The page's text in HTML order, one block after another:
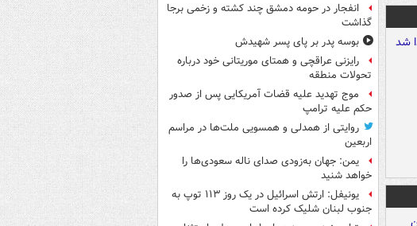
انفجار در حومه دمشق چند کشته و زخمی برجا
گذاشت
بوسه‌ پدر بر پای پسر شهیدش
رایزنی عراقچی و همتای موریتانی خود درباره
تحولات منطقه
موج تهدید علیه قضات آمریکایی پس از صدور
حکم علیه ترامپ
روایتی از همدلی و همسویی ملت‌ها در مراسم
اربعین
یمن: جهان به‌زودی صدای ناله سعودی‌ها را
خواهد شنید
یونیفل: ارتش اسرائیل در یک روز ۱۱۳ توپ به
جنوب لبنان شلیک کرده است